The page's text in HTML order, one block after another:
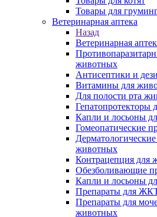
Товары для
Ветеринарная аптека
Назад
Ветеринарная
животных
Антисептики и
Витамины для
Для полости рта
Гепатопротекторы
Капли и лосьоны
Гомеопатические
животных
Контрацепция для
Обезболивающие
Капли и лосьоны
Препараты для
Препараты для
животных